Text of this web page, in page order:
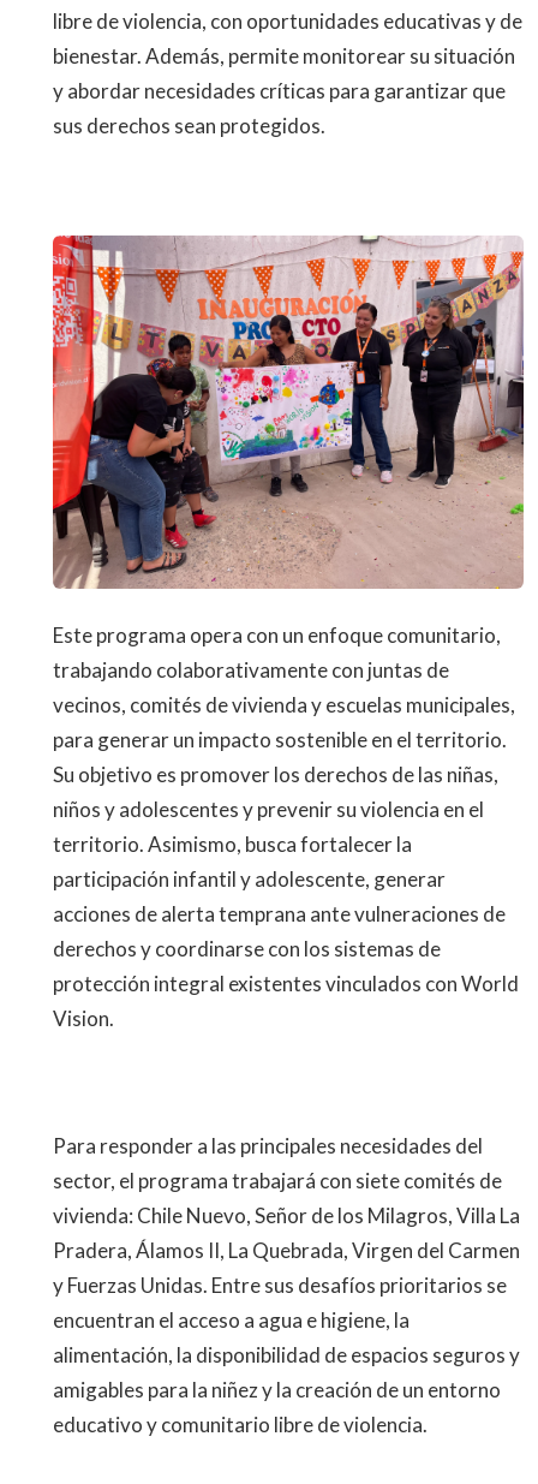
libre de violencia, con oportunidades educativas y de
bienestar. Además, permite monitorear su situación
y abordar necesidades críticas para garantizar que
sus derechos sean protegidos.
Este programa opera con un enfoque comunitario,
trabajando colaborativamente con juntas de
vecinos, comités de vivienda y escuelas municipales,
para generar un impacto sostenible en el territorio.
Su objetivo es promover los derechos de las niñas,
niños y adolescentes y prevenir su violencia en el
territorio. Asimismo, busca fortalecer la
participación infantil y adolescente, generar
acciones de alerta temprana ante vulneraciones de
derechos y coordinarse con los sistemas de
protección integral existentes vinculados con World
Vision.
Para responder a las principales necesidades del
sector, el programa trabajará con siete comités de
vivienda: Chile Nuevo, Señor de los Milagros, Villa La
Pradera, Álamos II, La Quebrada, Virgen del Carmen
y Fuerzas Unidas. Entre sus desafíos prioritarios se
encuentran el acceso a agua e higiene, la
alimentación, la disponibilidad de espacios seguros y
amigables para la niñez y la creación de un entorno
educativo y comunitario libre de violencia.